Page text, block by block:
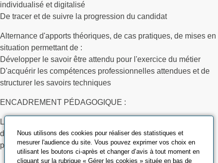
individualisé et digitalisé
De tracer et de suivre la progression du candidat
Alternance d'apports théoriques, de cas pratiques, de mises en
situation permettant de :
Développer le savoir être attendu pour l'exercice du métier
D'acquérir les compétences professionnelles attendues et de
structurer les savoirs techniques
ENCADREMENT PÉDAGOGIQUE :
La formation est animée par des formateurs experts dans leur
domaine de compétences et validés par nos équipes
pédagogiques
Nous utilisons des cookies pour réaliser des statistiques et
mesurer l'audience du site. Vous pouvez exprimer vos choix en
utilisant les boutons ci-après et changer d’avis à tout moment en
cliquant sur la rubrique « Gérer les cookies » située en bas de